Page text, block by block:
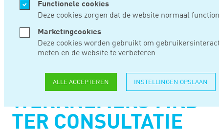
Functionele cookies
Deze cookies zorgen dat de website normaal
Marketingcookies
Deze cookies worden gebruikt om
meten en de website te verbeteren
ALLE ACCEPTEREN INSTELLINGEN OPSLAAN
OKT 17, 2023
WIJZIGING RE-
2E ZIEKTEJAAR BIJ
WERKNEMERS MKB
TER CONSULTATIE